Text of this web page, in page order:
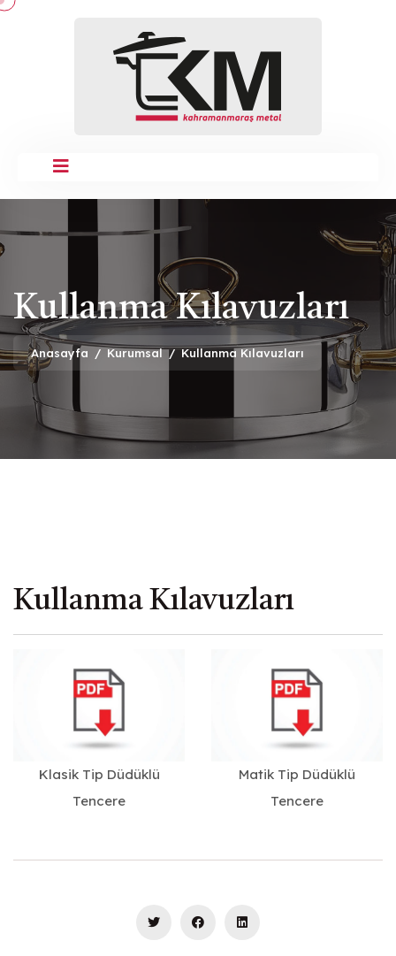
Kullanma Kılavuzları
Anasayfa / Kurumsal / Kullanma Kılavuzları
Kullanma Kılavuzları
Klasik Tip Düdüklü
Tencere
Matik Tip Düdüklü
Tencere